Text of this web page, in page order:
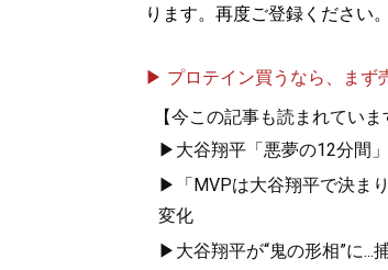
ります。再度ご登録ください。
▶ プロテイン買うなら、まず
【今この記事も読まれていま
▶大谷翔平「悪夢の12分間
▶「MVPは大谷翔平で決ま
変化
▶大谷翔平が“鬼の形相”に...